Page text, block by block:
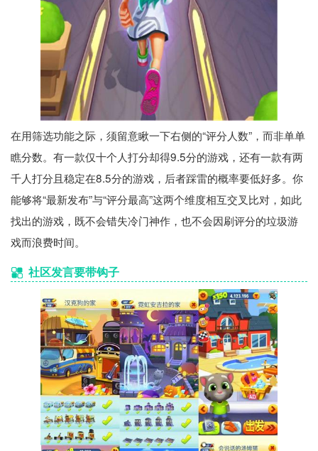
在用筛选功能之际，须留意瞅一下右侧的“评分人数”，而非单单
瞧分数。有一款仅十个人打分却得9.5分的游戏，还有一款有两
千人打分且稳定在8.5分的游戏，后者踩雷的概率要低好多。你
能够将“最新发布”与“评分最高”这两个维度相互交叉比对，如此
找出的游戏，既不会错失冷门神作，也不会因刷评分的垃圾游
戏而浪费时间。
社区发言要带钩子